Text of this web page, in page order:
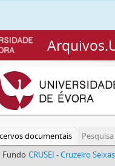
documentais
Fundo CRUSEI - Cruzeiro Seixas